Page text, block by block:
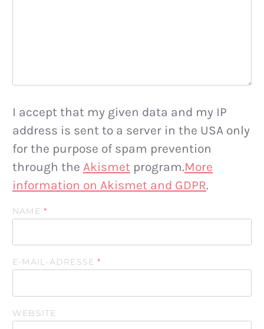
I accept that my given data and my IP
address is sent to a server in the USA only
for the purpose of spam prevention
through the Akismet program.More
information on Akismet and GDPR.
NAME*
E-MAIL-ADRESSE*
WEBSITE